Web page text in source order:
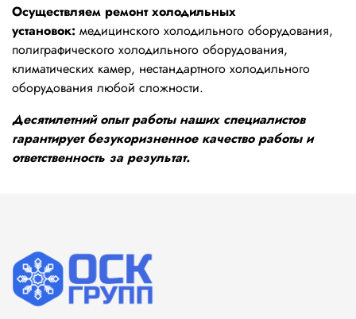
Осуществляем ремонт холодильных
установок: медицинского холодильного оборудования,
полиграфического холодильного оборудования,
климатических камер, нестандартного холодильного
оборудования любой сложности.
Десятилетний опыт работы наших специалистов
гарантирует безукоризненное качество работы и
ответственность за результат.